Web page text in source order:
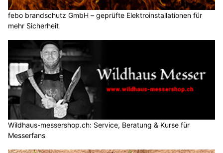
febo brandschutz GmbH – geprüfte Elektroinstallationen für
mehr Sicherheit
Wildhaus-messershop.ch: Service, Beratung & Kurse für
Messerfans